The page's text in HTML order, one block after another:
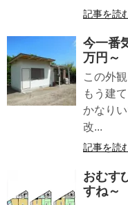
記事を読
今一番
万円～
この外
もう建
かなり
改...
記事を読
おむす
すね～